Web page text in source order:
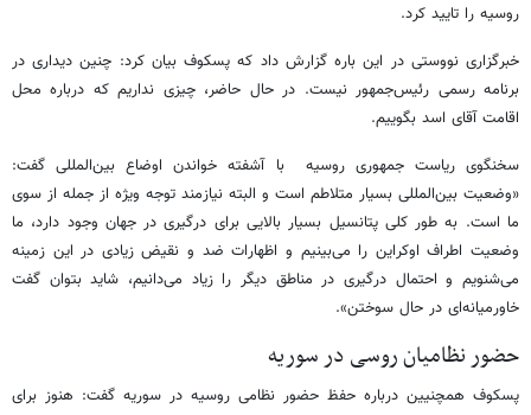
روسیه را تایید کرد.
خبرگزاری نووستی در این باره گزارش داد که پسکوف بیان کرد: چنین دیداری در
برنامه رسمی رئیس‌جمهور نیست. در حال حاضر، چیزی نداریم که درباره محل
اقامت آقای اسد بگوییم.
سخنگوی ریاست جمهوری روسیه با آشفته خواندن اوضاع بین‌المللی گفت:
«وضعیت بین‌المللی بسیار متلاطم است و البته نیازمند توجه ویژه از جمله از سوی
ما است. به طور کلی پتانسیل بسیار بالایی برای درگیری در جهان وجود دارد، ما
وضعیت اطراف اوکراین را می‌بینیم و اظهارات ضد و نقیض زیادی در این زمینه
می‌شنویم و احتمال درگیری در مناطق دیگر را زیاد می‌دانیم، شاید بتوان گفت
خاورمیانه‌ای در حال سوختن».
حضور نظامیان روسی در سوریه
پسکوف همچنیین درباره حفظ حضور نظامی روسیه در سوریه گفت: هنوز برای